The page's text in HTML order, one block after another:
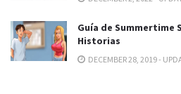
Guía de Summertime
Historias
DECEMBER 28, 2019 -